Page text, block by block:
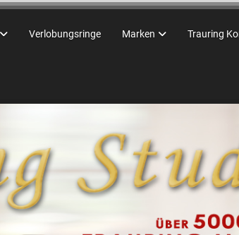
Verlobungsringe Marken Trauring